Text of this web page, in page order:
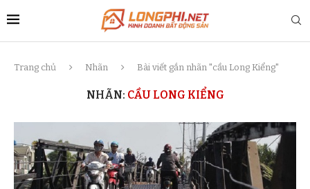
Trang chủ Nhãn Bài viết gắn nhãn "cầu Long Kiểng"
NHÃN: CẦU LONG KIỂNG